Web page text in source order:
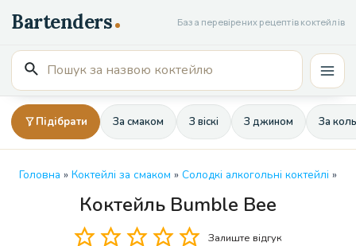
до
вмісту
База перевірених рецептів коктейлів
Пошук
для:
Підібрати За смаком З віскі З джином За
Головна » Коктейлі за смаком » Солодкі алкогольні коктейлі »
Коктейль Bumble Bee
Залиште відгук
Кількість